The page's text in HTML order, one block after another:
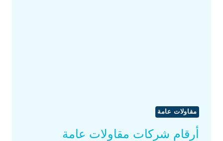
مقاولات عامة
أرقام شركات مقاولات عامة